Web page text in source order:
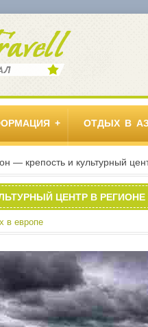
ОТДЫХ В
— крепость и культурный
ЦЕНТР В
в европе